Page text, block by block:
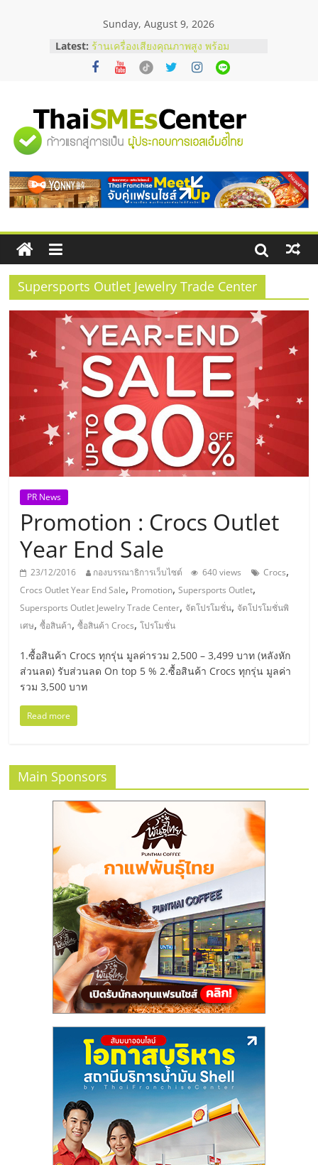
Sunday, August 9, 2026
Latest:
สัมมนาลงทุน แฟรนไชส์ยอนนี่
ThaiFranchise Meet Up จับคู่แฟรน
ไชส์ ครั้งที่ 8
ร้านเครื่องเสียงคุณภาพสูง พร้อม
วิธีเลือกผู้ให้บริการให้คุ้มค่าและตอบ
โจทย์ธุรกิจ
อยากหาเงินทุน เพิ่มสภาพคล่องให้ธุรกิจ
สัมมนาออนไลน์ โอกาสบริหารสถานี
บริการน้ำมัน Shell
"ศูนย์
รวม
ข้อมูล
ธุรกิจ
SME
แห่ง
ประเทศไทย,
ThaiSMEsCenter,
รวม
ธุรกิจ
เอ
ส
เอ็
มอี
ไทย,
SMEs,
แฟ
ไชส์,
ปรึกษา
แฟ
ไชส์,
รวม
แฟ
Supersports Outlet Jewelry Trade Center
PR News
Promotion : Crocs Outlet
Year End Sale
23/12/2016 กองบรรณาธิการเว็บไซต์ 640 views Crocs,
Crocs Outlet Year End Sale, Promotion,Supersports Outlet,
Supersports Outlet Jewelry Trade Center, จัดโปรโมชั่น, จัดโปรโมชั่นพิ
เศษ,ซื้อสินค้า,ซื้อสินค้า Crocs,โปรโมชั่น
1.ซื้อสินค้า Crocs ทุกรุ่น มูลค่ารวม 2,500 – 3,499 บาท (หลังหัก
ส่วนลด) รับส่วนลด On top 5 % 2.ซื้อสินค้า Crocs ทุกรุ่น มูลค่า
รวม 3,500 บาท
Read more
Main Sponsors